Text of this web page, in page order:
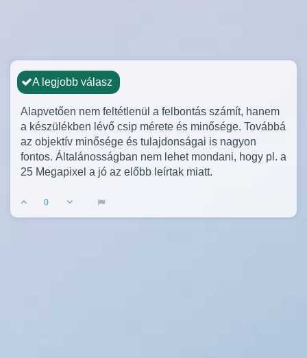
A legjobb válasz
Alapvetően nem feltétlenül a felbontás számít, hanem
a készülékben lévő csip mérete és minősége. Továbbá
az objektív minősége és tulajdonságai is nagyon
fontos. Általánosságban nem lehet mondani, hogy pl. a
25 Megapixel a jó az előbb leírtak miatt.
0